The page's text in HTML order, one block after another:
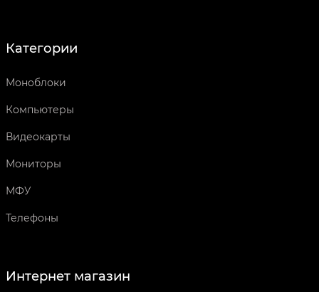
Категории
Моноблоки
Компьютеры
Видеокарты
Мониторы
МФУ
Телефоны
Интернет магазин